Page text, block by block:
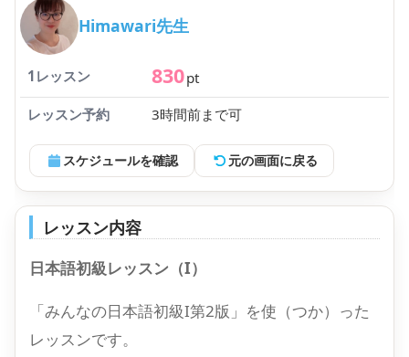
Himawari先生
1レッスン 830pt
レッスン予約
3時間前まで可
スケジュールを確認 元の画面に戻る
レッスン内容
日本語初級レッスン（I）
「みんなの日本語初級I第2版」を使（つか）った
レッスンです。